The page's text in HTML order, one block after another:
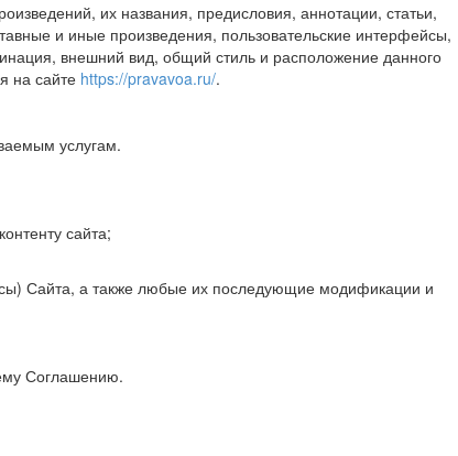
их названия, предисловия, аннотации, статьи,
и иные произведения, пользовательские интерфейсы,
внешний вид, общий стиль и расположение данного
на сайте https://pravavoa.ru/.
услугам.
сайта;
Сайта, а также любые их последующие модификации и
Соглашению.